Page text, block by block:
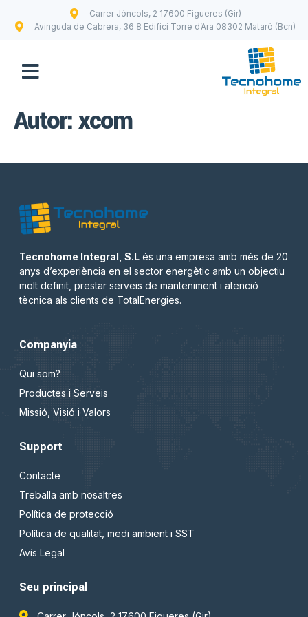
Carrer Jóncols, 2 17600 Figueres (Gir)
Avinguda de Cabrera, 36 8 Edifici Torre d’Ara 08302 Mataró (Bcn)
Autor:xcom
Tecnohome Integral, S.L és una empresa amb més de 20
anys d’experiència en el sector energètic amb un objectiu
molt definit, prestar serveis de manteniment i atenció
tècnica als clients de TotalEnergies.
Companyia
Qui som?
Productes i Serveis
Missió, Visió i Valors
Support
Contacte
Treballa amb nosaltres
Política de protecció
Política de qualitat, medi ambient i SST
Avís Legal
Seu principal